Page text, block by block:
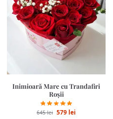
Inimioară Mare cu Trandafiri
Roșii
645lei 579 lei